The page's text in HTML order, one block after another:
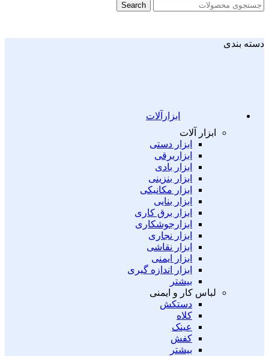
Search
دسته بندی
ابزارآلات
ابزار آلات
ابزار دستی
ابزاربرقی
ابزار بادی
ابزار بنزینی
ابزار مکانیکی
ابزار بنایی
ابزار برق کاری
ابزارجوشکاری
ابزار نجاری
ابزار نقاشی
ابزار ایمنی
ابزار اندازه گیری
بیشتر
لباس کار و ایمنی
دستکش
کلاه
عینک
کفش
بیشتر